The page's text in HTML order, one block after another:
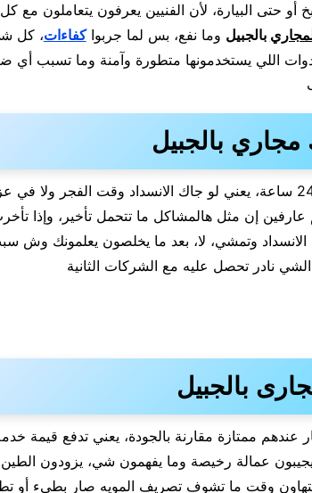
حتى البيارة، لأن الفنيين يعرفون يتعاملون مع كل
بالجبيل وما نفع، بس لما جربواكفاءات، كل
اللي يستخدمونها متطورة وآمنة وما تسبب أي
بالجبيل
إنهم متواجدين 24 ساعة، يعني لو جاك الانسداد وقت الفجر ولا في عز
إن مثل هالمشاكل ما تتحمل تأخير، وإذا
وتمشي، لا، بعد ما يخلصون يعلمونك وش
نادر تحصل عليه مع الشركات الثانية
بالجبيل
عندهم ممتازة مقارنة بالجودة، يعني تدفع قيمة
عمالة رخيصة وما يفهمون شي، يزودون الطين
وقت ما تشوف تصريف المويه صار بطيء أو